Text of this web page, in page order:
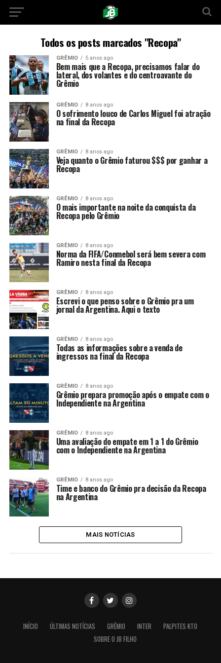
Todos os posts marcados "Recopa"
GRÊMIO 5 anos ago
Bem mais que a Recopa, precisamos falar do
lateral, dos volantes e do centroavante do
Grêmio
GRÊMIO 8 anos ago
O sofrimento louco de Carlos Miguel foi atração
na final da Recopa
GRÊMIO 8 anos ago
Veja quanto o Grêmio faturou $$$ por ganhar a
Recopa
GRÊMIO 8 anos ago
O mais importante na noite da conquista da
Recopa pelo Grêmio
GRÊMIO 8 anos ago
Norma da FIFA/Conmebol será bem severa com
Ramiro nesta final da Recopa
GRÊMIO 8 anos ago
Escrevi o que penso sobre o Grêmio pra um
jornal da Argentina. Aqui o texto
GRÊMIO 8 anos ago
Todas as informações sobre a venda de
ingressos na final da Recopa
GRÊMIO 8 anos ago
Grêmio prepara promoção após o empate com o
Independiente na Argentina
GRÊMIO 8 anos ago
Uma avaliação do empate em 1 a 1 do Grêmio
com o Independiente na Argentina
GRÊMIO 8 anos ago
Time e banco do Grêmio pra decisão da Recopa
na Argentina
MAIS NOTÍCIAS
INÍCIO ÚLTIMAS NOTÍCIAS GRÊMIO INTER
PALPITES KTO
SOBRE O JB FILHO